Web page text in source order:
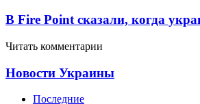
В Fire Point сказали, когда
Читать комментарии
Новости Украины
Последние